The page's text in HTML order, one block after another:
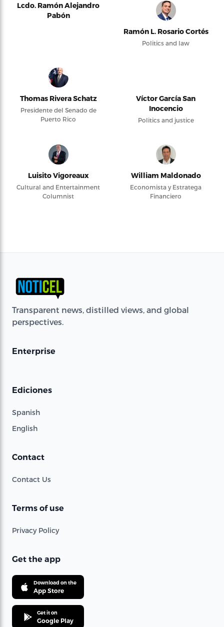
Lcdo. Ramón Alejandro
Pabón
Ramón L. Rosario Cortés
Politics and law
Thomas Rivera Schatz
Presidente del Senado de
Puerto Rico
Víctor García San
Inocencio
Politics and justice
Luisito Vigoreaux
Cultural and Entertainment
Columnist
William Maldonado
Economista y Estratega
Financiero
Transparent news, distilled views, and global
perspectives.
Enterprise
Ediciones
Spanish
English
Contact
Contact Us
Terms of use
Privacy Policy
Get the app
Download on the
App Store
Get it on
Google Play